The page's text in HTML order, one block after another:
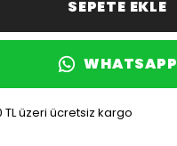
SEPETE EKLE
WHATSAPP
TL üzeri ücretsiz kargo